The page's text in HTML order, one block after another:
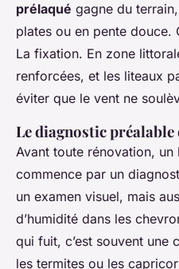
prélaqué gagne du
plates ou en pente douce.
La fixation. En zone
renforcées, et les liteaux
éviter que le vent ne
Le diagnostic préalable
Avant toute rénovation,
commence par un
un examen visuel, mais
d’humidité dans les
qui fuit, c’est souvent une
les termites ou les